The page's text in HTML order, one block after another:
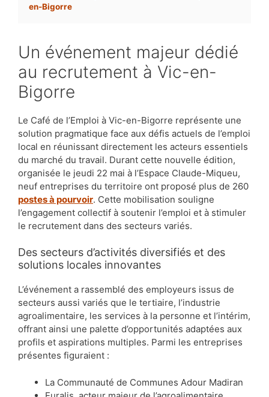
en-Bigorre
Un événement majeur dédié
au recrutement à Vic-en-
Bigorre
Le Café de l’Emploi à Vic-en-Bigorre représente une
solution pragmatique face aux défis actuels de l’emploi
local en réunissant directement les acteurs essentiels
du marché du travail. Durant cette nouvelle édition,
organisée le jeudi 22 mai à l’Espace Claude-Miqueu,
neuf entreprises du territoire ont proposé plus de 260
postes à pourvoir. Cette mobilisation souligne
l’engagement collectif à soutenir l’emploi et à stimuler
le recrutement dans des secteurs variés.
Des secteurs d’activités diversifiés et des
solutions locales innovantes
L’événement a rassemblé des employeurs issus de
secteurs aussi variés que le tertiaire, l’industrie
agroalimentaire, les services à la personne et l’intérim,
offrant ainsi une palette d’opportunités adaptées aux
profils et aspirations multiples. Parmi les entreprises
présentes figuraient :
La Communauté de Communes Adour Madiran